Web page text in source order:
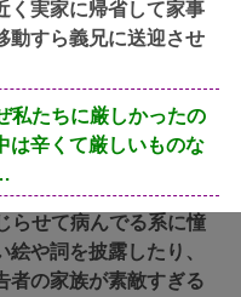
く実家に帰省して家事
動すら義兄に送迎させ
私たちに厳しかったの
は辛くて厳しいものな
らせて病んでる系に憧
や詞を披露したり、
の家族が素敵すぎる